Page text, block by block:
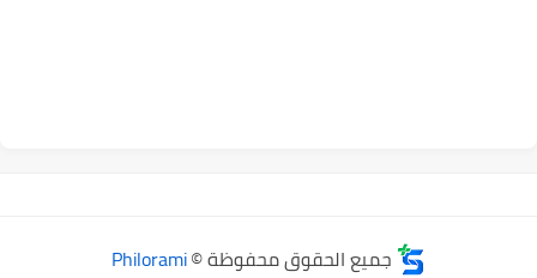
جميع الحقوق محفوظة ©Philorami